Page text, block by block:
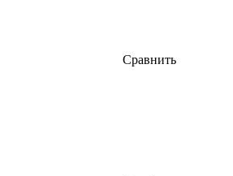
Сравнить